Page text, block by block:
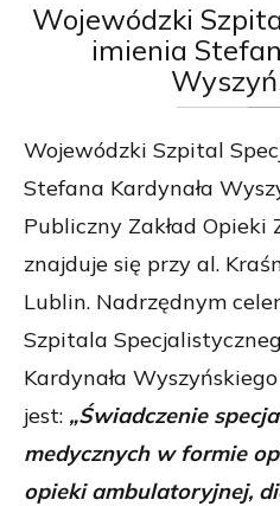
Wojewódzki
imienia
Wojewódzki Szpital
Stefana Kardynała
Publiczny Zakład
znajduje się przy al.
Lublin. Nadrzędnym
Szpitala
Kardynała
jest: „Świadczenie
medycznych w formie
opieki ambulatoryjnej,